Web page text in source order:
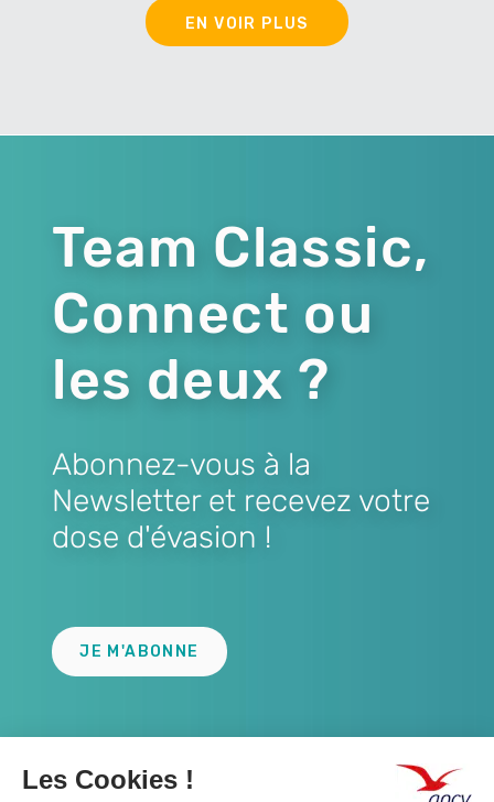
EN VOIR PLUS
Team Classic,
Connect ou
les deux ?
Abonnez-vous à la
Newsletter et recevez votre
dose d'évasion !
JE M'ABONNE